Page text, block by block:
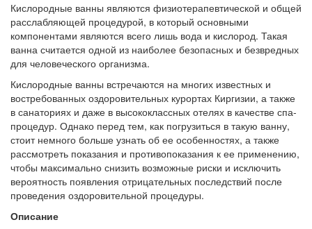
Кислородные ванны являются физиотерапевтической и общей
расслабляющей процедурой, в который основными
компонентами являются всего лишь вода и кислород. Такая
ванна считается одной из наиболее безопасных и безвредных
для человеческого организма.
Кислородные ванны встречаются на многих известных и
востребованных оздоровительных курортах Киргизии, а также
в санаториях и даже в высококлассных отелях в качестве спа-
процедур. Однако перед тем, как погрузиться в такую ванну,
стоит немного больше узнать об ее особенностях, а также
рассмотреть показания и противопоказания к ее применению,
чтобы максимально снизить возможные риски и исключить
вероятность появления отрицательных последствий после
проведения оздоровительной процедуры.
Описание